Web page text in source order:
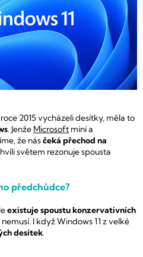
2015 vycházeli desítky, měla to
. Jenže Microsoft míní a
že násčeká přechod na
světem rezonuje spousta
předchůdce?
existuje spoustu konzervativních
I když Windows 11 z velké
desítek.